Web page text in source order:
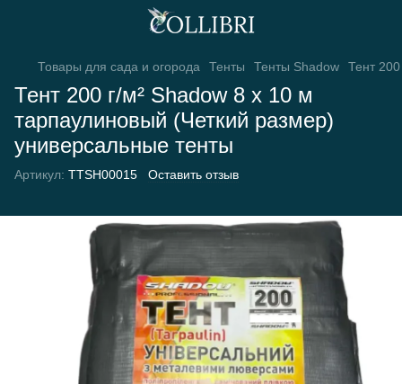
Товары для сада и огорода Тенты Тенты Shadow Тент
Тент 200 г/м² Shadow 8 х 10 м
тарпаулиновый (Четкий размер)
универсальные тенты
Артикул: TTSH00015 Оставить отзыв